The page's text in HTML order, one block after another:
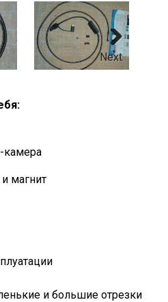
Next
камера
магнит
и большие отрезки